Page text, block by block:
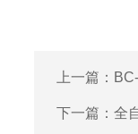
上一篇：
下一篇： 全